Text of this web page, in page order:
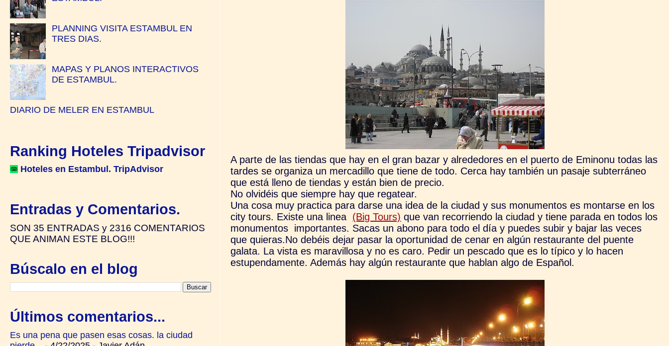
A parte de las tiendas que hay en el gran bazar y alrededores en el puerto de Eminonu todas las
tardes se organiza un mercadillo que tiene de todo. Cerca hay también un pasaje subterráneo
que está lleno de tiendas y están bien de precio.
No olvidéis que siempre hay que regatear.
Una cosa muy practica para darse una idea de la ciudad y sus monumentos es montarse en los
city tours. Existe una linea (Big Tours) que van recorriendo la ciudad y tiene parada en todos los
monumentos importantes. Sacas un abono para todo el día y puedes subir y bajar las veces
que quieras.No debéis dejar pasar la oportunidad de cenar en algún restaurante del puente
galata. La vista es maravillosa y no es caro. Pedir un pescado que es lo típico y lo hacen
estupendamente. Además hay algún restaurante que hablan algo de Español.
PLANNING VISITA ESTAMBUL EN
TRES DIAS.
MAPAS Y PLANOS INTERACTIVOS
DE ESTAMBUL.
DIARIO DE MELER EN ESTAMBUL
Ranking Hoteles Tripadvisor
Hoteles en Estambul. TripAdvisor
Entradas y Comentarios.
SON 35 ENTRADAS y 2316 COMENTARIOS
QUE ANIMAN ESTE BLOG!!!
Búscalo en el blog
Últimos comentarios...
Es una pena que pasen esas cosas. la ciudad